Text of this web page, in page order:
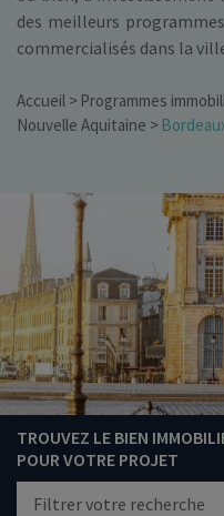
des meilleurs
commercialisés dans la
Accueil
Programmes
Nouvelle Aquitaine
TROUVEZ LE BIEN
POUR VOTRE PROJET
Filtrer votre recherche